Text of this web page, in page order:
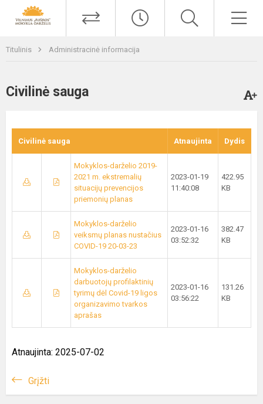
Titulinis Administracinė informacija
Civilinė sauga
Civilinė sauga Atnaujinta Dydis
Mokyklos-darželio 2019-
2021 m. ekstremalių
situacijų prevencijos
priemonių planas
2023-01-19
11:40:08
422.95
KB
Mokyklos-darželio
veiksmų planas nustačius
COVID-19 20-03-23
2023-01-16
03:52:32
382.47
KB
Mokyklos-darželio
darbuotojų profilaktinių
tyrimų dėl Covid-19 ligos
organizavimo tvarkos
aprašas
2023-01-16
03:56:22
131.26
KB
Atnaujinta: 2025-07-02
Grįžti